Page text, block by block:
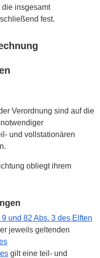
die insgesamt
fest.
Verordnung sind auf die
und vollstationären
obliegt ihrem
9 und 82 Abs. 3 des Elften
jeweils geltenden
gilt eine teil- und